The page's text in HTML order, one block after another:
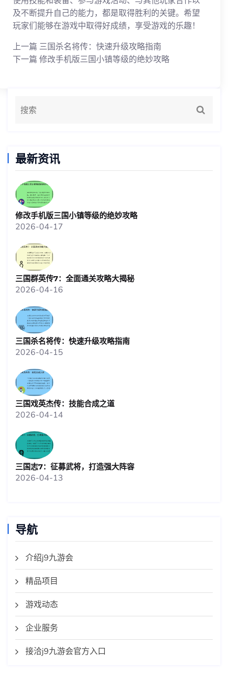
及不断提升自己的能力，都是取得胜利的关键。希望
玩家们能够在游戏中取得好成绩，享受游戏的乐趣！
上一篇 三国杀名将传：快速升级攻略指南
下一篇 修改手机版三国小镇等级的绝妙攻略
最新资讯
修改手机版三国小镇等级的绝妙攻略
2026-04-17
三国群英传7：全面通关攻略大揭秘
2026-04-16
三国杀名将传：快速升级攻略指南
2026-04-15
三国戏英杰传：技能合成之道
2026-04-14
三国志7：征募武将，打造强大阵容
2026-04-13
导航
介绍j9九游会
精品项目
游戏动态
企业服务
接洽j9九游会官方入口